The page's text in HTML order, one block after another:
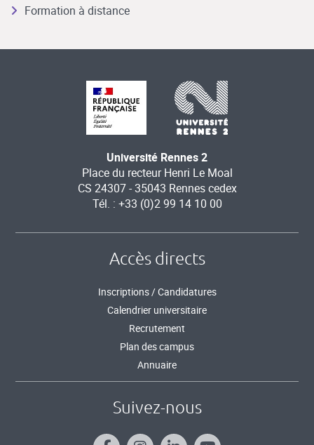
Formation à distance
Université Rennes 2
Place du recteur Henri Le Moal
CS 24307 - 35043 Rennes cedex
Tél. : +33 (0)2 99 14 10 00
Accès directs
Inscriptions / Candidatures
Calendrier universitaire
Recrutement
Plan des campus
Annuaire
Suivez-nous